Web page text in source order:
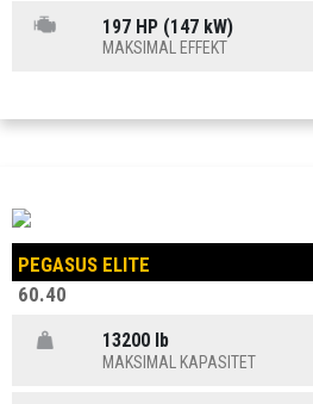
197 HP (147 kW)
MAKSIMAL EFFEKT
PEGASUS ELITE
60.40
13200 lb
MAKSIMAL KAPASITET